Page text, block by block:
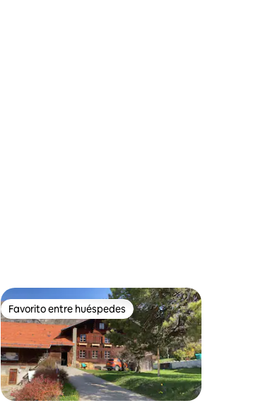
4,83 de 5. 116 evaluaciones
Favorito entre huéspedes
Favorito entre huéspedes